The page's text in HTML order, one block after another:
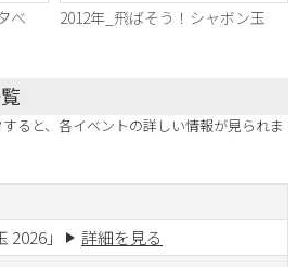
べ 2012年_飛ばそう！シャボン玉
ると、各イベントの詳しい情報が見られま
2026」
詳細を見る